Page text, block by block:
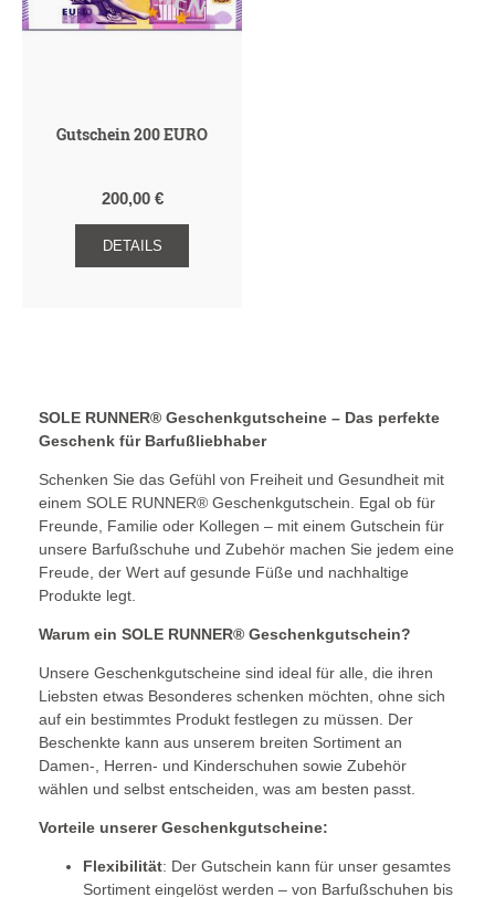
Gutschein 200 EURO
200,00 €
DETAILS
SOLE RUNNER® Geschenkgutscheine – Das perfekte
Geschenk für Barfußliebhaber
Schenken Sie das Gefühl von Freiheit und Gesundheit mit
einem SOLE RUNNER® Geschenkgutschein. Egal ob für
Freunde, Familie oder Kollegen – mit einem Gutschein für
unsere Barfußschuhe und Zubehör machen Sie jedem eine
Freude, der Wert auf gesunde Füße und nachhaltige
Produkte legt.
Warum ein SOLE RUNNER® Geschenkgutschein?
Unsere Geschenkgutscheine sind ideal für alle, die ihren
Liebsten etwas Besonderes schenken möchten, ohne sich
auf ein bestimmtes Produkt festlegen zu müssen. Der
Beschenkte kann aus unserem breiten Sortiment an
Damen-, Herren- und Kinderschuhen sowie Zubehör
wählen und selbst entscheiden, was am besten passt.
Vorteile unserer Geschenkgutscheine:
Flexibilität: Der Gutschein kann für unser gesamtes
Sortiment eingelöst werden – von Barfußschuhen bis